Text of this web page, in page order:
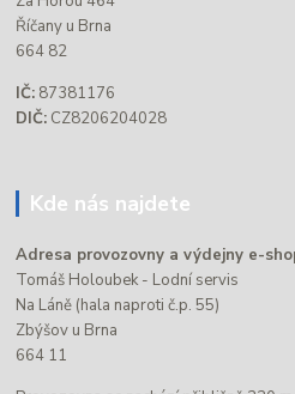
Říčany u Brna
664 82
IČ: 87381176
DIČ: CZ8206204028
Kde nás najdete
Adresa provozovny a výdejny e-
Tomáš Holoubek - Lodní servis
Na Láně (hala naproti č.p. 55)
Zbýšov u Brna
664 11